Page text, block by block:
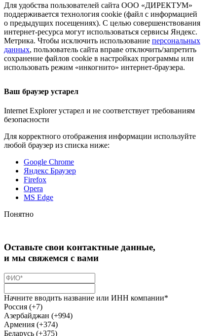
Для удобства пользователей сайта ООО «ДИРЕКТУМ»
поддерживается технология cookie (файл с информацией
о предыдущих посещениях). С целью совершенствования
интернет-ресурса могут использоваться сервисы Яндекс.
Метрика. Чтобы исключить использование персональных
данных, пользователь сайта вправе отключить/запретить
сохранение файлов cookie в настройках программы или
использовать режим «инкогнито» интернет-браузера.
Ваш браузер устарел
Internet Explorer устарел и не соответствует требованиям
безопасности
Для корректного отображения информации используйте
любой браузер из списка ниже:
Google Chrome
Яндекс Браузер
Firefox
Opera
MS Edge
Понятно
Оставьте свои контактные данные,
и мы свяжемся с вами
Начните вводить название или ИНН компании*
Россия (+7)
Азербайджан (+994)
Армения (+374)
Беларусь (+375)